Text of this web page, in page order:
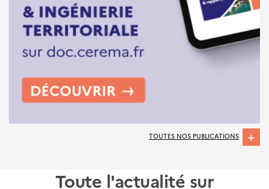
TOUTES NOS PUBLICATIONS
Toute l'actualité sur